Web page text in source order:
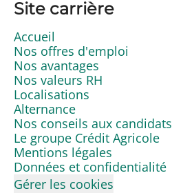
Site carrière
Accueil
Nos offres d'emploi
Nos avantages
Nos valeurs RH
Localisations
Alternance
Nos conseils aux candidats
Le groupe Crédit Agricole
Mentions légales
Données et confidentialité
Gérer les cookies